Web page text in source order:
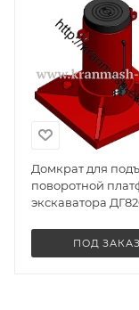
Домкрат для
поворотной
экскаватора
ПОД ЗАКАЗ